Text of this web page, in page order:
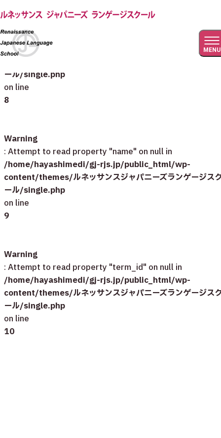
: Undefined array key 0 in
/home/hayashimedi/gj-rjs.jp/public_html/wp-
ール/single.php
on line
8
Warning
: Attempt to read property "name" on null in
/home/hayashimedi/gj-rjs.jp/public_html/wp-
content/themes/ルネッサンスジャパニーズランゲージス
ール/single.php
on line
9
Warning
: Attempt to read property "term_id" on null in
/home/hayashimedi/gj-rjs.jp/public_html/wp-
content/themes/ルネッサンスジャパニーズランゲージス
ール/single.php
on line
10
MENU